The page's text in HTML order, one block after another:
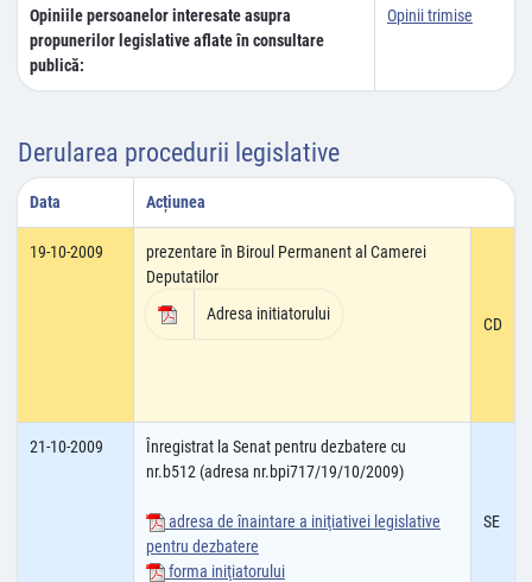
Opiniile persoanelor interesate asupra
propunerilor legislative aflate în consultare
publică:
Opinii trimise
Derularea procedurii legislative
Data Acțiunea
19-10-2009
prezentare în Biroul Permanent al Camerei
Deputatilor
Adresa initiatorului
CD
21-10-2009
Înregistrat la Senat pentru dezbatere cu
nr.b512 (adresa nr.bpi717/19/10/2009)
adresa de înaintare a iniţiativei legislative
pentru dezbatere
forma iniţiatorului
SE